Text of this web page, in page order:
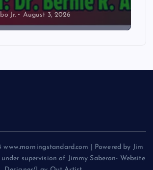
Jr. August 3, 2026
| Powered by Jim
supervision of Jimmy Saberon- Website